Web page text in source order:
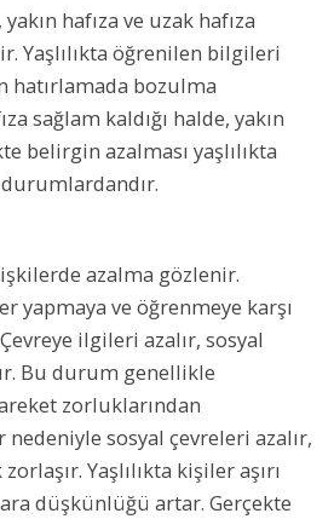
hafıza ve uzak hafıza
Yaşlılıkta öğrenilen bilgileri
hatırlamada bozulma
sağlam kaldığı halde, yakın
belirgin azalması yaşlılıkta
durumlardandır.
azalma gözlenir.
yapmaya ve öğrenmeye karşı
ilgileri azalır, sosyal
Bu durum genellikle
zorluklarından
nedeniyle sosyal çevreleri azalır,
Yaşlılıkta kişiler aşırı
düşkünlüğü artar. Gerçekte